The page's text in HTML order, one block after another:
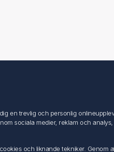
en trevlig och personlig
sociala medier, reklam och
och liknande tekniker.